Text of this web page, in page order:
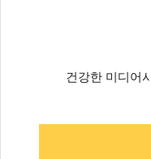
건강한 미디어